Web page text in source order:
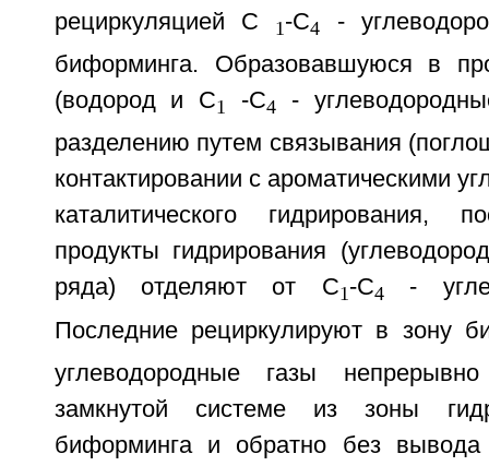
рециркуляцией C 1-C4 -
биформинга. Образовавшуюся в
(водород и C1 -C4 -
разделению путем связывания
контактировании с ароматическими
каталитического гидрирования,
продукты гидрирования
ряда) отделяют от C1-C4 -
Последние рециркулируют в зону
углеводородные газы
замкнутой системе из зоны
биформинга и обратно без